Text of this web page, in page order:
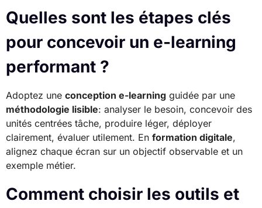
Quelles sont les étapes clés
pour concevoir un e-learning
performant ?
Adoptez une conception e-learning guidée par une
méthodologie lisible: analyser le besoin, concevoir des
unités centrées tâche, produire léger, déployer
clairement, évaluer utilement. En formation digitale,
alignez chaque écran sur un objectif observable et un
exemple métier.
Comment choisir les outils et